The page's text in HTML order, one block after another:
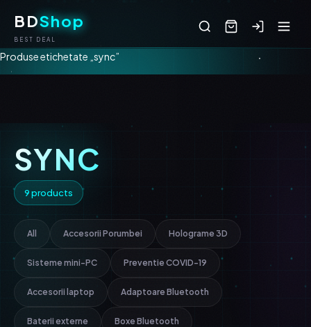
BDShop
BEST DEAL
Produse etichetate „sync”
SYNC
9 products
All Accesorii Porumbei Holograme 3D
Sisteme mini-PC Preventie COVID-19
Accesorii laptop Adaptoare Bluetooth
Baterii externe Boxe Bluetooth